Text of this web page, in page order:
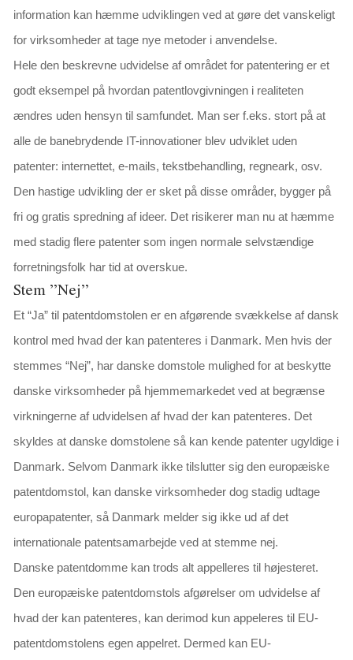
information kan hæmme udviklingen ved at gøre det vanskeligt
for virksomheder at tage nye metoder i anvendelse.
Hele den beskrevne udvidelse af området for patentering er et
godt eksempel på hvordan patentlovgivningen i realiteten
ændres uden hensyn til samfundet. Man ser f.eks. stort på at
alle de banebrydende IT-innovationer blev udviklet uden
patenter: internettet, e-mails, tekstbehandling, regneark, osv.
Den hastige udvikling der er sket på disse områder, bygger på
fri og gratis spredning af ideer. Det risikerer man nu at hæmme
med stadig flere patenter som ingen normale selvstændige
forretningsfolk har tid at overskue.
Stem ”Nej”
Et “Ja” til patentdomstolen er en afgørende svækkelse af dansk
kontrol med hvad der kan patenteres i Danmark. Men hvis der
stemmes “Nej”, har danske domstole mulighed for at beskytte
danske virksomheder på hjemmemarkedet ved at begrænse
virkningerne af udvidelsen af hvad der kan patenteres. Det
skyldes at danske domstolene så kan kende patenter ugyldige i
Danmark. Selvom Danmark ikke tilslutter sig den europæiske
patentdomstol, kan danske virksomheder dog stadig udtage
europapatenter, så Danmark melder sig ikke ud af det
internationale patentsamarbejde ved at stemme nej.
Danske patentdomme kan trods alt appelleres til højesteret.
Den europæiske patentdomstols afgørelser om udvidelse af
hvad der kan patenteres, kan derimod kun appeleres til EU-
patentdomstolens egen appelret. Dermed kan EU-